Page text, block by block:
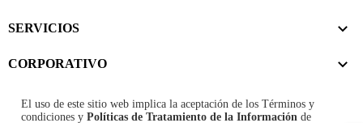
SERVICIOS
CORPORATIVO
El uso de este sitio web implica la aceptación de los Términos y
condiciones y Políticas de Tratamiento de la Información de